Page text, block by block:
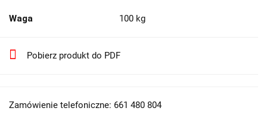
Waga 100 kg
Pobierz produkt do PDF
Zamówienie telefoniczne: 661 480 804